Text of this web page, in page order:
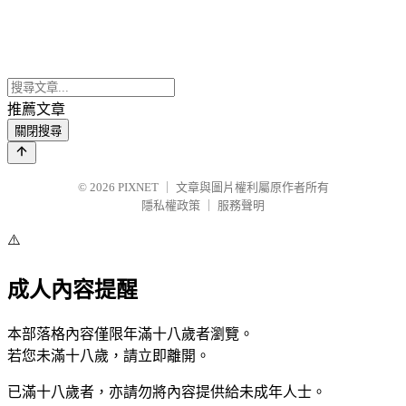
推薦文章
關閉搜尋
© 2026 PIXNET
文章與圖片權利屬原作者所有
隱私權政策
服務聲明
⚠️
成人內容提醒
本部落格內容僅限年滿十八歲者瀏覽。
若您未滿十八歲，請立即離開。
已滿十八歲者，亦請勿將內容提供給未成年人士。